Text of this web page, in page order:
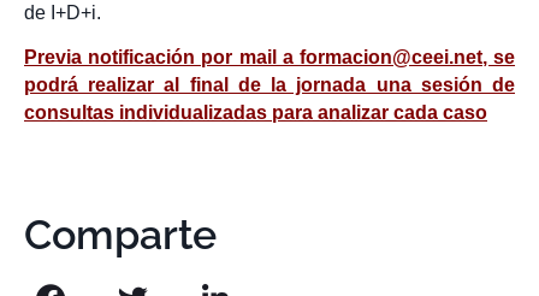
de I+D+i.
Previa notificación por mail a formacion@ceei.net, se
podrá realizar al final de la jornada una sesión de
consultas individualizadas para analizar cada caso
Comparte